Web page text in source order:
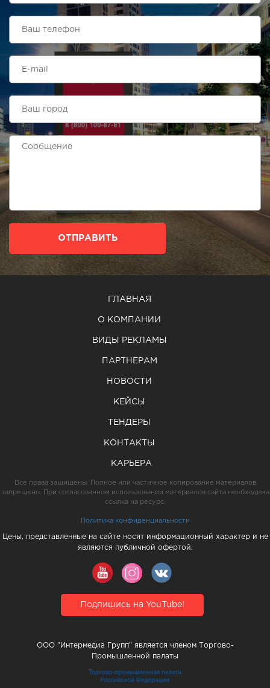
ОТПРАВИТЬ
ГЛАВНАЯ
О КОМПАНИИ
ВИДЫ РЕКЛАМЫ
ПАРТНЕРАМ
НОВОСТИ
КЕЙСЫ
ТЕНДЕРЫ
КОНТАКТЫ
КАРЬЕРА
Все права защищены. Полное или частичное копирование материалов
запрещено. При согласованном использовании материалов сайта необходима
ссылка на ресурс.
Политика конфиденциальности
Цены, представленные на сайте носят информационный характер и не
являются публичной офертой.
Подпишись на YouTube!
ООО "Интермедиа Групп" является членом Торгово-
Промышленной палаты